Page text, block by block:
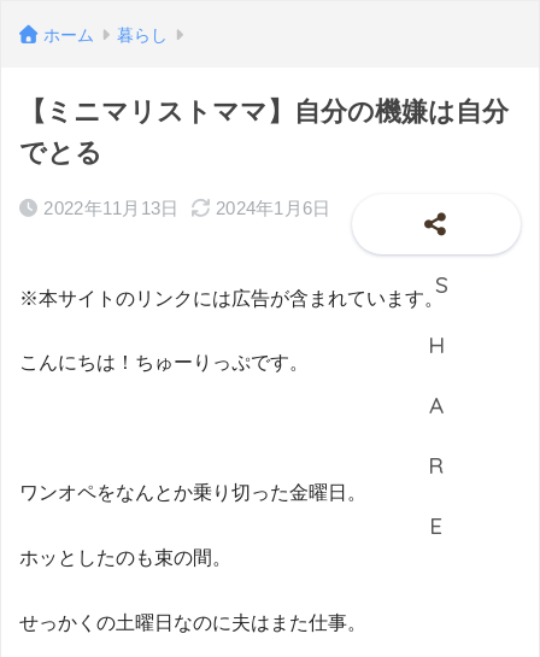
ホーム 暮らし
【ミニマリストママ】自分の機嫌は自分
でとる
2022年11月13日 2024年1月6日
※本サイトのリンクには広告が含まれています。
こんにちは！ちゅーりっぷです。
ワンオペをなんとか乗り切った金曜日。
ホッとしたのも束の間。
せっかくの土曜日なのに夫はまた仕事。